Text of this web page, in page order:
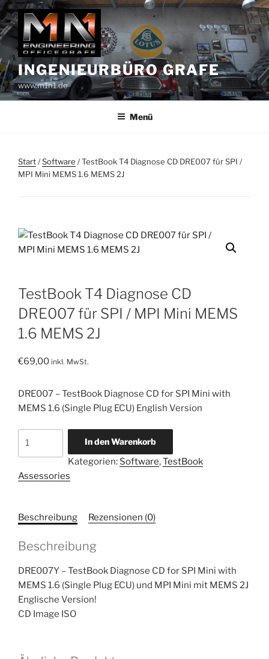
Zum
Inhalt
springen
INGENIEURBÜRO GRAFE
www.m1n1.de
Menü
Start/Software / TestBook T4 Diagnose CD DRE007 für SPI /
MPI Mini MEMS 1.6 MEMS 2J
TestBook T4 Diagnose CD
DRE007 für SPI / MPI Mini MEMS
1.6 MEMS 2J
€69,00 inkl. MwSt.
DRE007 – TestBook Diagnose CD for SPI Mini with
MEMS 1.6 (Single Plug ECU) English Version
CD
SPI
MPI
Mini
MEMS
1.6
MEMS
In den Warenkorb
Kategorien: Software,TestBook
Assessories
Beschreibung Rezensionen (0)
Beschreibung
DRE007Y – TestBook Diagnose CD for SPI Mini with
MEMS 1.6 (Single Plug ECU) und MPI Mini mit MEMS 2J
Englische Version!
CD Image ISO